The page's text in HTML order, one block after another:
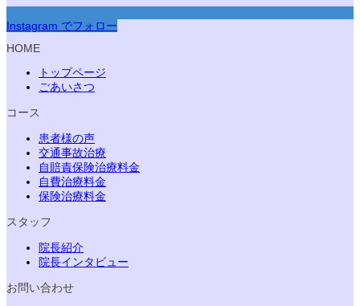
Instagram でフォロー
HOME
トップページ
ごあいさつ
コース
患者様の声
交通事故治療
自賠責保険治療料金
自費治療料金
保険治療料金
スタッフ
院長紹介
院長インタビュー
お問い合わせ